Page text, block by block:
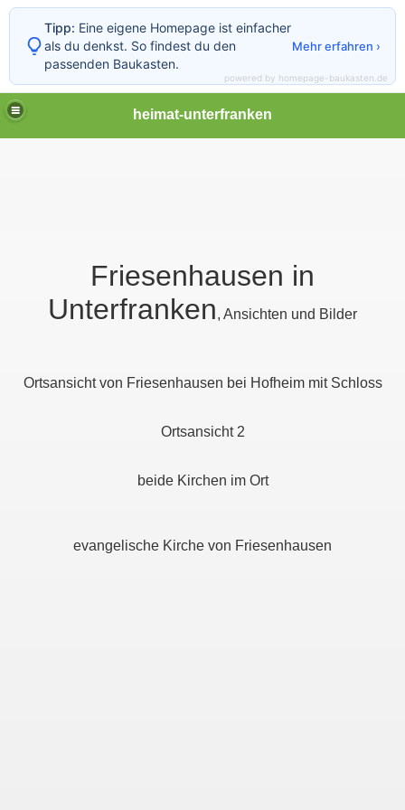
heimat-unterfranken
Friesenhausen in
Unterfranken, Ansichten und Bilder
Ortsansicht von Friesenhausen bei Hofheim mit Schloss
Ortsansicht 2
beide Kirchen im Ort
evangelische Kirche von Friesenhausen
Tipp: Eine eigene Homepage ist einfacher
als du denkst. So findest du den
passenden Baukasten.
Mehr erfahren ›
powered by homepage-baukasten.de